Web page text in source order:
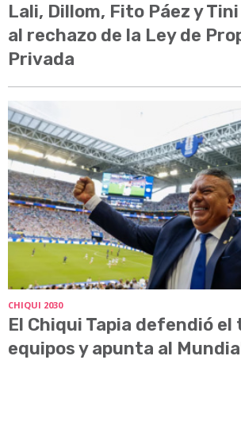
Lali, Dillom, Fito Páez y
al rechazo de la Ley de
Privada
CHIQUI 2030
El Chiqui Tapia defendió el
equipos y apunta al